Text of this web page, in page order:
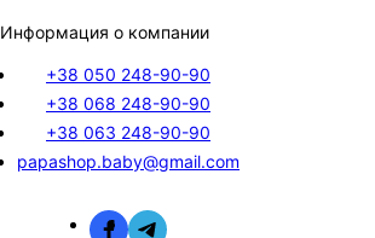
Информация о компании
+38 050 248-90-90
+38 068 248-90-90
+38 063 248-90-90
papashop.baby@gmail.com